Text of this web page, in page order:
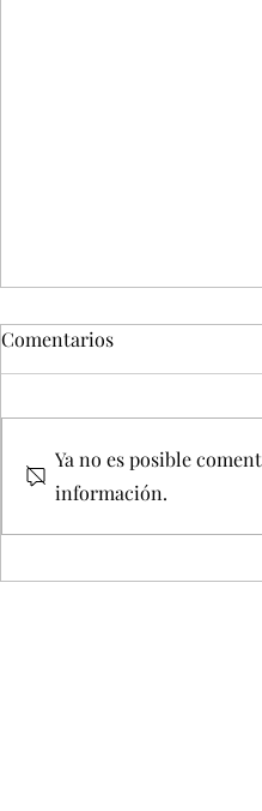
Navidades Sangrientas
Comentarios
Ya no es posible
información.